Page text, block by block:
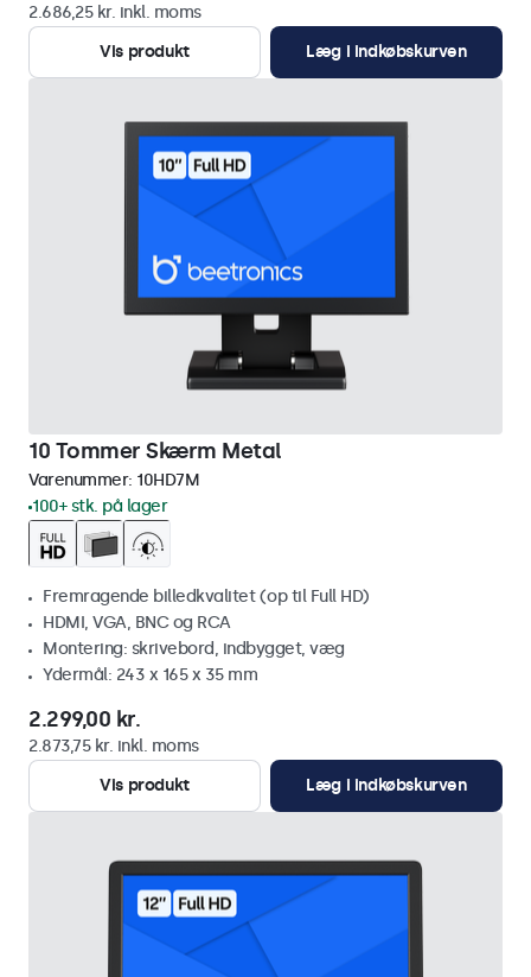
2.686,25 kr. inkl. moms
Vis produkt
Læg i indkøbskurven
10 Tommer Skærm Metal
Varenummer: 10HD7M
100+ stk. på lager
Fremragende billedkvalitet (op til Full HD)
HDMI, VGA, BNC og RCA
Montering: skrivebord, indbygget, væg
Ydermål: 243 x 165 x 35 mm
2.299,00 kr.
2.873,75 kr. inkl. moms
Vis produkt
Læg i indkøbskurven